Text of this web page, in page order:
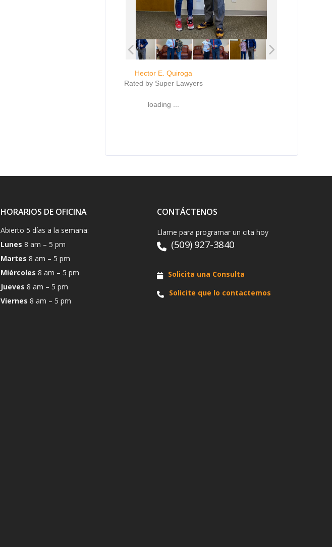
Hector E. Quiroga
Rated by Super Lawyers
loading ...
HORARIOS DE OFICINA
Abierto 5 días a la semana:
Lunes 8 am – 5 pm
Martes 8 am – 5 pm
Miércoles 8 am – 5 pm
Jueves 8 am – 5 pm
Viernes 8 am – 5 pm
CONTÁCTENOS
Llame para programar un cita hoy
(509) 927-3840
Solicita una Consulta
Solicite que lo contactemos